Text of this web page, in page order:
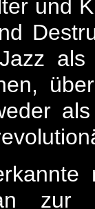
und
zur